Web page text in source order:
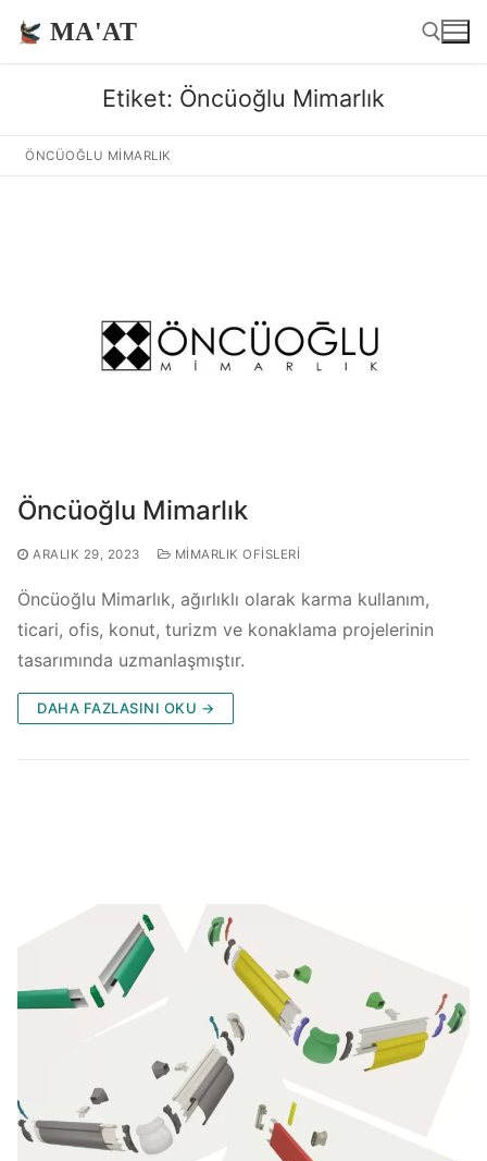
atla
MA'AT
Etiket: Öncüoğlu Mimarlık
ÖNCÜOĞLU MIMARLIK
Öncüoğlu Mimarlık
ARALIK 29, 2023 MIMARLIK OFISLERI
Öncüoğlu Mimarlık, ağırlıklı olarak karma kullanım,
ticari, ofis, konut, turizm ve konaklama projelerinin
tasarımında uzmanlaşmıştır.
DAHA FAZLASINI OKU →